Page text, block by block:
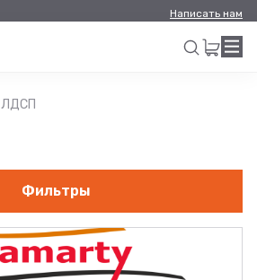
Написать нам
ЛДСП
Фильтры